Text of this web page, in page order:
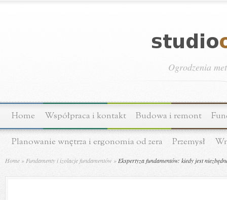
Ogrodzenia
Home Współpraca i kontakt Budowa i remont
Planowanie wnętrza i ergonomia od zera Przemysł
Home » Fundamenty i izolacje fundamentów » Ekspertyza fundamentów: kiedy jest